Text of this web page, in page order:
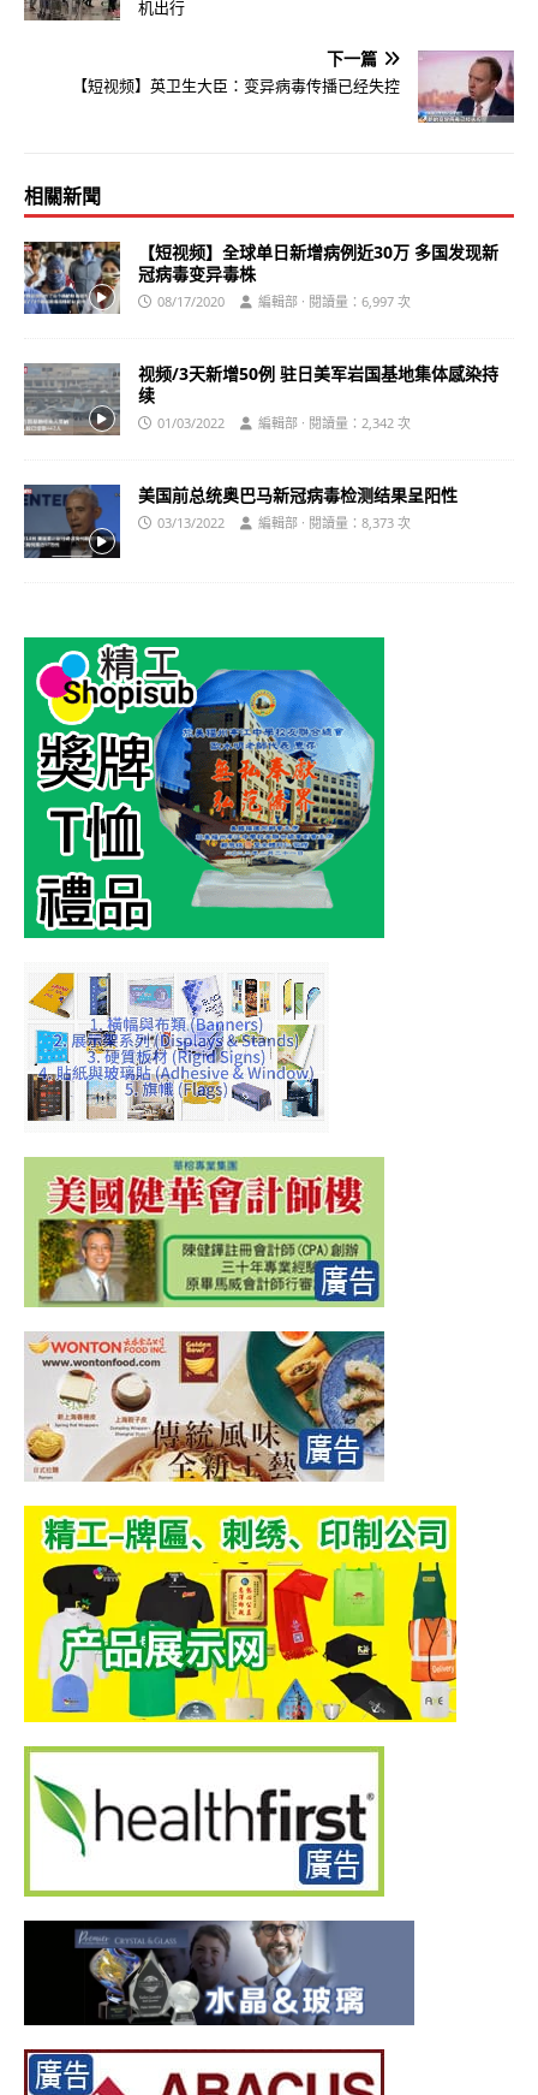
机出行
下一篇
【短视频】英卫生大臣：变异病毒传播已经失控
相關新聞
【短视频】全球单日新增病例近30万 多国发现新
冠病毒变异毒株
08/17/2020 編輯部 · 閱讀量：6,997 次
视频/3天新增50例 驻日美军岩国基地集体感染持
续
01/03/2022 編輯部 · 閱讀量：2,342 次
美国前总统奥巴马新冠病毒检测结果呈阳性
03/13/2022 編輯部 · 閱讀量：8,373 次